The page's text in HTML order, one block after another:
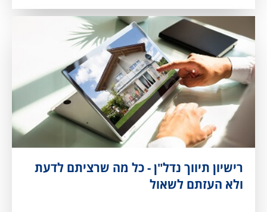
רישיון תיווך נדל"ן - כל מה שרציתם לדעת
ולא העזתם לשאול